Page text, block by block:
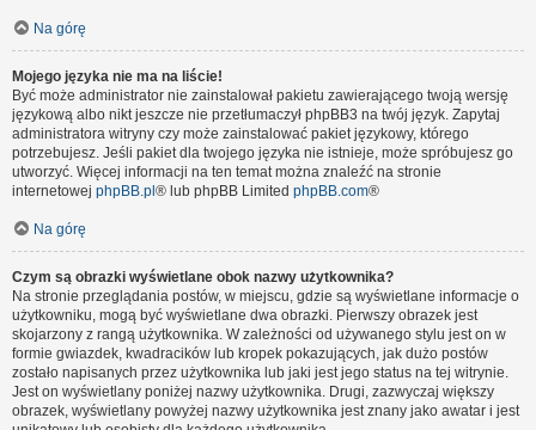
Na górę
Mojego języka nie ma na liście!
Być może administrator nie zainstalował pakietu zawierającego twoją wersję
językową albo nikt jeszcze nie przetłumaczył phpBB3 na twój język. Zapytaj
administratora witryny czy może zainstalować pakiet językowy, którego
potrzebujesz. Jeśli pakiet dla twojego języka nie istnieje, może spróbujesz go
utworzyć. Więcej informacji na ten temat można znaleźć na stronie
internetowej phpBB.pl ® lub phpBB Limited phpBB.com®
Na górę
Czym są obrazki wyświetlane obok nazwy użytkownika?
Na stronie przeglądania postów, w miejscu, gdzie są wyświetlane informacje o
użytkowniku, mogą być wyświetlane dwa obrazki. Pierwszy obrazek jest
skojarzony z rangą użytkownika. W zależności od używanego stylu jest on w
formie gwiazdek, kwadracików lub kropek pokazujących, jak dużo postów
zostało napisanych przez użytkownika lub jaki jest jego status na tej witrynie.
Jest on wyświetlany poniżej nazwy użytkownika. Drugi, zazwyczaj większy
obrazek, wyświetlany powyżej nazwy użytkownika jest znany jako awatar i jest